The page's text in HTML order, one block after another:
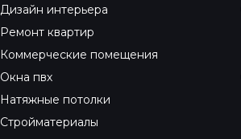
Дизайн интерьера
Ремонт квартир
Коммерческие помещения
Окна пвх
Натяжные потолки
Стройматериалы